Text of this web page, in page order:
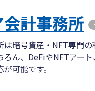
計事務所
暗号資産・NFT専門の
ろん、DeFiやNFTアー
可能です。